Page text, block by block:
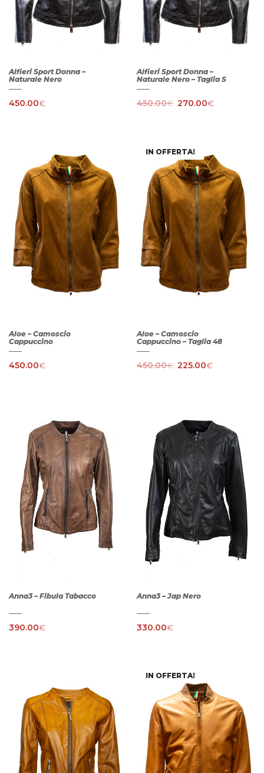
Alfieri Sport Donna –
Naturale Nero
450.00€
Alfieri Sport Donna –
Naturale Nero – Taglia S
450.00€ 270.00€
Aloe – Camoscio
Cappuccino
450.00€
IN OFFERTA!
Aloe – Camoscio
Cappuccino – Taglia 48
450.00€ 225.00€
Anna3 – Fibula Tabacco
390.00€
Anna3 – Jap Nero
330.00€
IN OFFERTA!